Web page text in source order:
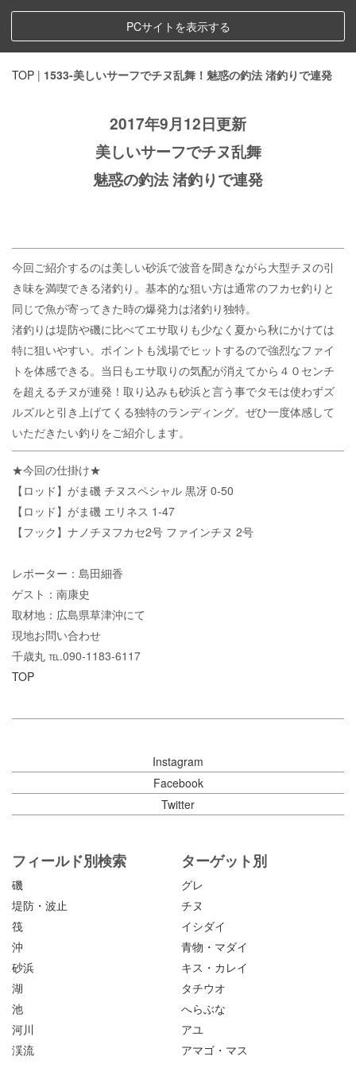
PCサイトを表示する
TOP | 1533-美しいサーフでチヌ乱舞！魅惑の釣法 渚釣りで連発
2017年9月12日更新
美しいサーフでチヌ乱舞
魅惑の釣法 渚釣りで連発
今回ご紹介するのは美しい砂浜で波音を聞きながら大型チヌの引
き味を満喫できる渚釣り。基本的な狙い方は通常のフカセ釣りと
同じで魚が寄ってきた時の爆発力は渚釣り独特。
渚釣りは堤防や磯に比べてエサ取りも少なく夏から秋にかけては
特に狙いやすい。ポイントも浅場でヒットするので強烈なファイ
トを体感できる。当日もエサ取りの気配が消えてから４０センチ
を超えるチヌが連発！取り込みも砂浜と言う事でタモは使わずズ
ルズルと引き上げてくる独特のランディング。ぜひ一度体感して
いただきたい釣りをご紹介します。
★今回の仕掛け★
【ロッド】がま磯 チヌスペシャル 黒冴 0-50
【ロッド】がま磯 エリネス 1-47
【フック】ナノチヌフカセ2号 ファインチヌ 2号
レポーター：島田細香
ゲスト：南康史
取材地：広島県草津沖にて
現地お問い合わせ
千歳丸 ℡.090-1183-6117
TOP
Instagram
Facebook
Twitter
フィールド別検索
磯
堤防・波止
筏
沖
砂浜
湖
池
河川
渓流
ターゲット別
グレ
チヌ
イシダイ
青物・マダイ
キス・カレイ
タチウオ
へらぶな
アユ
アマゴ・マス